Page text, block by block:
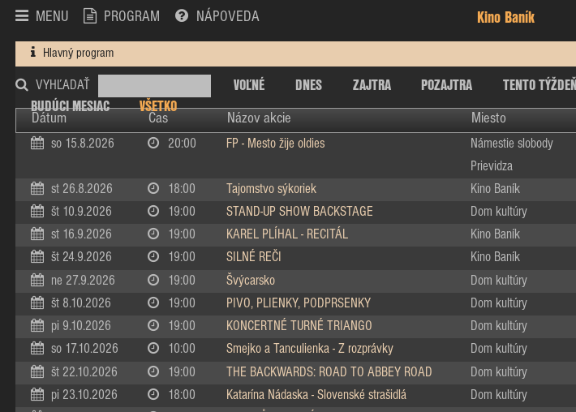
MENU PROGRAM NÁPOVEDA Kino Baník
Hlavný program
VYHĽADAŤ VOĽNÉ DNES ZAJTRA POZAJTRA TENTO TÝŽDEŇ
BUDÚCI MESIAC
VŠETKO
Dátum Čas Názov akcie Miesto
so 15.8.2026 20:00 FP - Mesto žije oldies
Námestie slobody
Prievidza
st 26.8.2026 18:00 Tajomstvo sýkoriek Kino Baník
št 10.9.2026 19:00 STAND-UP SHOW BACKSTAGE Dom kultúry
st 16.9.2026 19:00 KAREL PLÍHAL - RECITÁL Kino Baník
št 24.9.2026 19:00 SILNÉ REČI Kino Baník
ne 27.9.2026 19:00 Švýcarsko Dom kultúry
št 8.10.2026 19:00 PIVO, PLIENKY, PODPRSENKY Dom kultúry
pi 9.10.2026 19:00 KONCERTNÉ TURNÉ TRIANGO Dom kultúry
so 17.10.2026 10:00 Smejko a Tanculienka - Z rozprávky Dom kultúry
št 22.10.2026 19:00 THE BACKWARDS: ROAD TO ABBEY ROAD Dom kultúry
pi 23.10.2026 18:00 Katarína Nádaska - Slovenské strašidlá Dom kultúry